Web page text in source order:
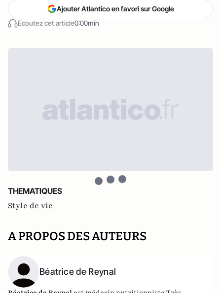
Écoutez cet article0:00min
Ajouter Atlantico en favori sur Google
THEMATIQUES
Style de vie
A PROPOS DES AUTEURS
Béatrice de Reynal